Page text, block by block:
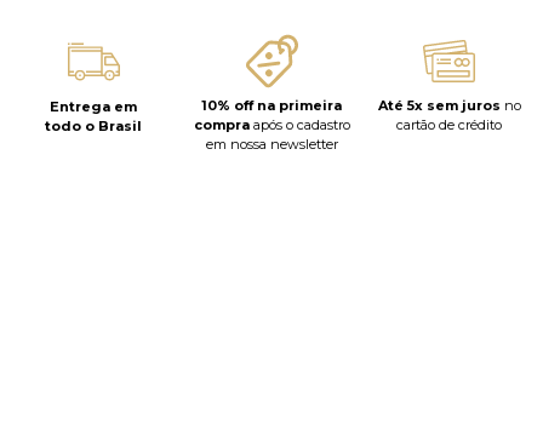
Entrega em
todo o Brasil
10% off na primeira
compraapós o cadastro
em nossa newsletter
Até 5x sem juros no
cartão de crédito